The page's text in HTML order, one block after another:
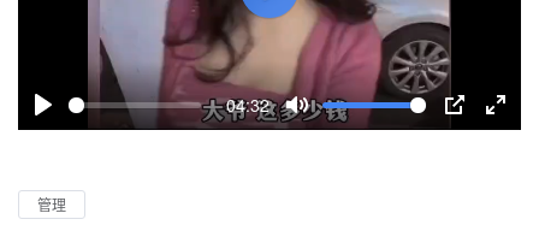
P
a
04:32
M
P
E
P
a
y
管理